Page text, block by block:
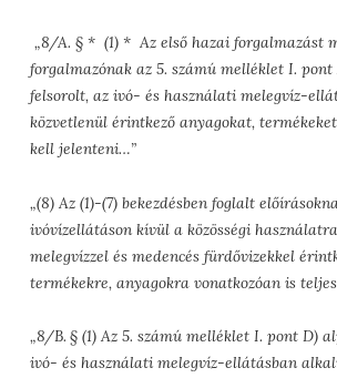
„8/A. § * (1) * Az első hazai forgalmazást
forgalmazónak az 5. számú melléklet I.
felsorolt, az ivó- és használati melegvíz-
közvetlenül érintkező anyagokat,
kell jelenteni…”
„(8) Az (1)-(7) bekezdésben foglalt
ivóvízellátáson kívül a közösségi
melegvízzel és medencés fürdővizekkel
termékekre, anyagokra vonatkozóan is
„8/B. § (1) Az 5. számú melléklet I. pont D)
ivó- és használati melegvíz-ellátásban